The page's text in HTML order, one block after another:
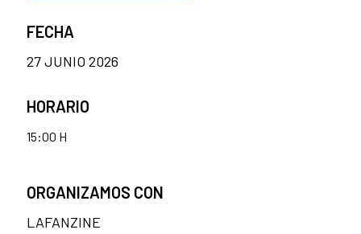
FECHA
27 JUNIO 2026
HORARIO
15:00 H
ORGANIZAMOS CON
LAFANZINE